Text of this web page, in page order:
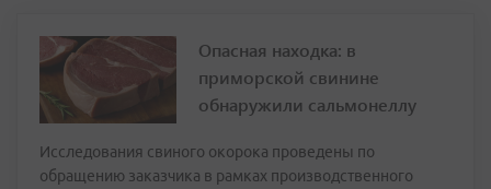
Опасная находка: в
приморской свинине
обнаружили сальмонеллу
Исследования свиного окорока проведены по
обращению заказчика в рамках производственного